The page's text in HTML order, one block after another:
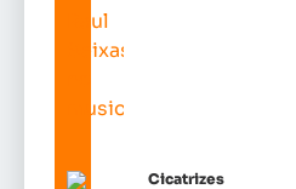
Cicatrizes